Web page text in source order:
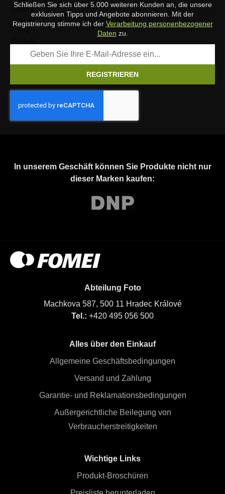
Schließen Sie sich über 5.000 weiteren Kunden an, die unsere
exklusiven Tipps und Angebote abonnieren. Mit der
Registrierung stimme ich der Verarbeitung personenbezogener
Daten zu.
REGISTRIEREN
In unserem Geschäft können Sie Produkte nicht nur
dieser Marken kaufen:
Abteilung Foto
Machkova 587, 500 11 Hradec Králové
Tel.: +420 495 056 500
Alles über den Einkauf
Allgemeine Geschäftsbedingungen
Versand und Zahlung
Garantie- und Reklamationsbedingungen
Außergerichtliche Beilegung von
Verbraucherstreitigkeiten
Wichtige Links
Produkt-Broschüren